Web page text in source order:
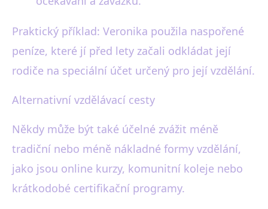
Praktický příklad: Veronika použila naspořené
peníze, které jí před lety začali odkládat její
rodiče na speciální účet určený pro její vzdělání.
Alternativní vzdělávací cesty
Někdy může být také účelné zvážit méně
tradiční nebo méně nákladné formy vzdělání,
jako jsou online kurzy, komunitní koleje nebo
krátkodobé certifikační programy.